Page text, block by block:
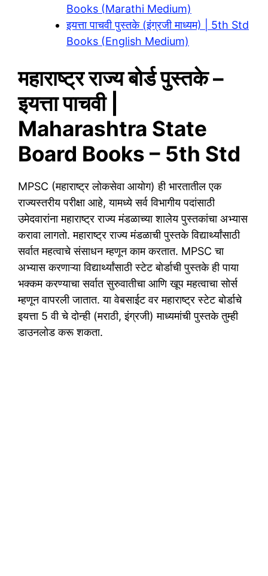
Books (Marathi Medium)
इयत्ता पाचवी पुस्तके (इंग्रजी माध्यम) | 5th Std
Books (English Medium)
महाराष्ट्र राज्य बोर्ड पुस्तके –
इयत्ता पाचवी |
Maharashtra State
Board Books – 5th Std
MPSC (महाराष्ट्र लोकसेवा आयोग) ही भारतातील एक
राज्यस्तरीय परीक्षा आहे, यामध्ये सर्व विभागीय पदांसाठी
उमेदवारांना महाराष्ट्र राज्य मंडळाच्या शालेय पुस्तकांचा अभ्यास
करावा लागतो. महाराष्ट्र राज्य मंडळाची पुस्तके विद्यार्थ्यांसाठी
सर्वात महत्वाचे संसाधन म्हणून काम करतात. MPSC चा
अभ्यास करणाऱ्या विद्यार्थ्यांसाठी स्टेट बोर्डाची पुस्तके ही पाया
भक्कम करण्याचा सर्वात सुरुवातीचा आणि खूप महत्वाचा सोर्स
म्हणून वापरली जातात. या वेबसाईट वर महाराष्ट्र स्टेट बोर्डाचे
इयत्ता 5 वी चे दोन्ही (मराठी, इंग्रजी) माध्यमांची पुस्तके तुम्ही
डाउनलोड करू शकता.